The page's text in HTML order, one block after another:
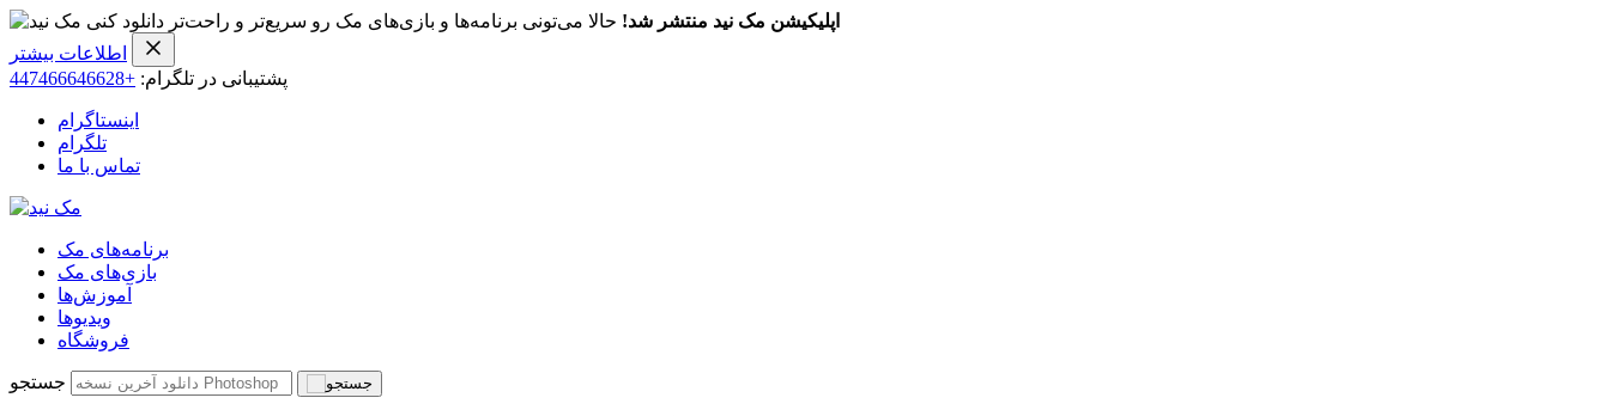
اپلیکیشن مک نید منتشر شد! حالا می‌تونی برنامه‌ها و بازی‌های مک رو سریع‌تر و راحت‌تر دانلود کنی
اطلاعات بیشتر
پشتیبانی در تلگرام: +447466646628
اینستاگرام
تلگرام
تماس با ما
برنامه‌های مک
بازی‌های مک
آموزش‌ها
ویدیو‌ها
فروشگاه
جستجو